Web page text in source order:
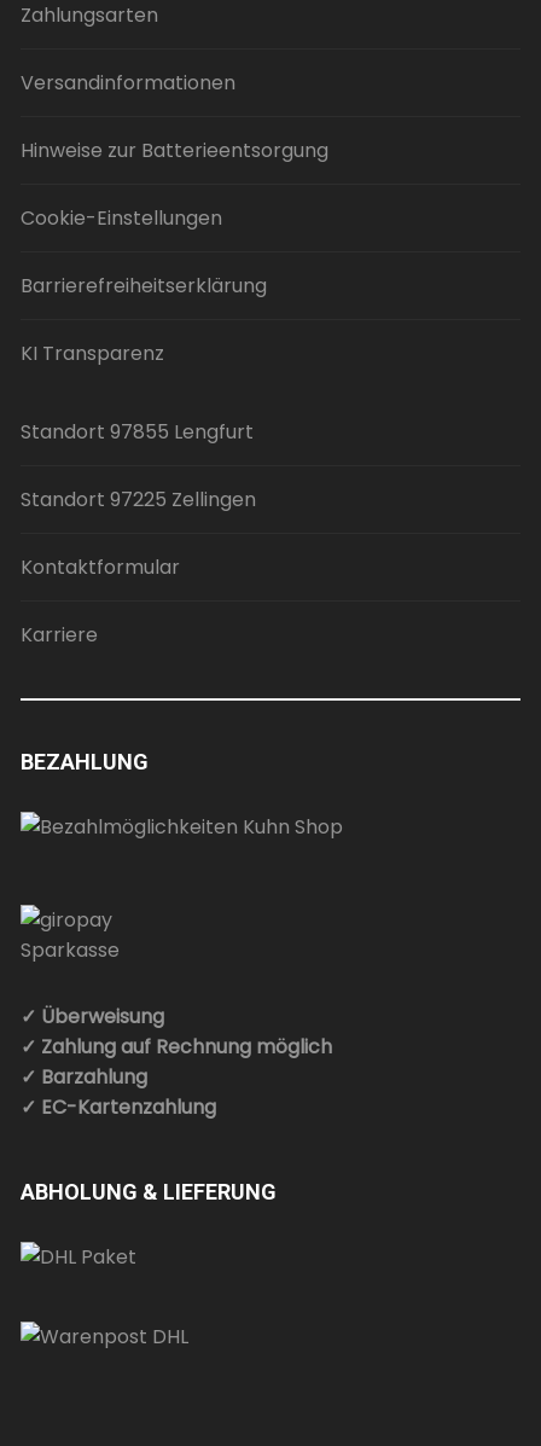
Zahlungsarten
Versandinformationen
Hinweise zur Batterieentsorgung
Cookie-Einstellungen
Barrierefreiheitserklärung
KI Transparenz
Standort 97855 Lengfurt
Standort 97225 Zellingen
Kontaktformular
Karriere
BEZAHLUNG
✓ Überweisung
✓ Zahlung auf Rechnung möglich
✓ Barzahlung
✓ EC-Kartenzahlung
ABHOLUNG & LIEFERUNG